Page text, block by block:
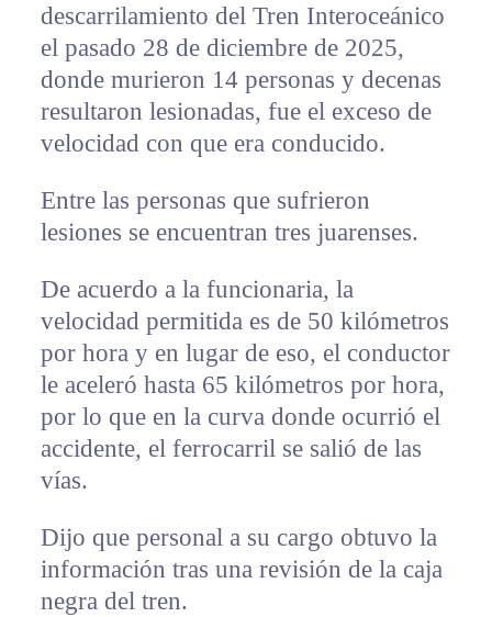
descarrilamiento del Tren Interoceánico
el pasado 28 de diciembre de 2025,
donde murieron 14 personas y decenas
resultaron lesionadas, fue el exceso de
velocidad con que era conducido.
Entre las personas que sufrieron
lesiones se encuentran tres juarenses.
De acuerdo a la funcionaria, la
velocidad permitida es de 50 kilómetros
por hora y en lugar de eso, el conductor
le aceleró hasta 65 kilómetros por hora,
por lo que en la curva donde ocurrió el
accidente, el ferrocarril se salió de las
vías.
Dijo que personal a su cargo obtuvo la
información tras una revisión de la caja
negra del tren.